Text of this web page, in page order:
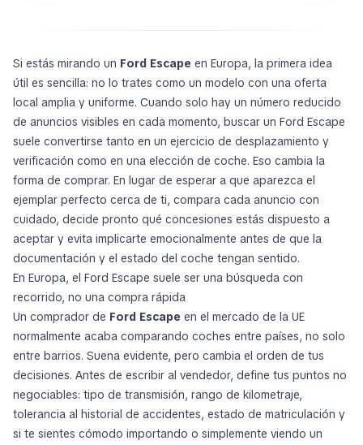
Si estás mirando un Ford Escape en Europa, la primera idea
útil es sencilla: no lo trates como un modelo con una oferta
local amplia y uniforme. Cuando solo hay un número reducido
de anuncios visibles en cada momento, buscar un Ford Escape
suele convertirse tanto en un ejercicio de desplazamiento y
verificación como en una elección de coche. Eso cambia la
forma de comprar. En lugar de esperar a que aparezca el
ejemplar perfecto cerca de ti, compara cada anuncio con
cuidado, decide pronto qué concesiones estás dispuesto a
aceptar y evita implicarte emocionalmente antes de que la
documentación y el estado del coche tengan sentido.
En Europa, el Ford Escape suele ser una búsqueda con
recorrido, no una compra rápida
Un comprador de Ford Escape en el mercado de la UE
normalmente acaba comparando coches entre países, no solo
entre barrios. Suena evidente, pero cambia el orden de tus
decisiones. Antes de escribir al vendedor, define tus puntos no
negociables: tipo de transmisión, rango de kilometraje,
tolerancia al historial de accidentes, estado de matriculación y
si te sientes cómodo importando o simplemente viendo un